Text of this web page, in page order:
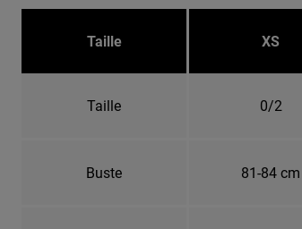
Taille XS
Taille 0/2
Buste 81-84 cm